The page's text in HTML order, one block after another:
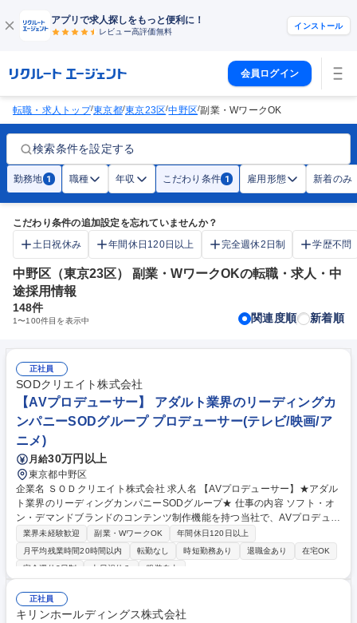
アプリで求人探しをもっと便利に！
レビュー高評価無料
インストール
会員ログイン
転職・求人トップ/東京都/東京23区/中野区/副業・WワークOK
検索条件を設定する
勤務地 1 職種 年収 こだわり条件 1 雇用形態 新着のみ
こだわり条件の追加設定を忘れていませんか？
土日祝休み
年間休日120日以上 完全週休2日制 学歴不問
中野区（東京23区） 副業・WワークOKの転職・求人・中
途採用情報
148件
1〜100件目を表示中 関連度順 新着順
正社員
SODクリエイト株式会社
【AVプロデューサー】 アダルト業界のリーディングカ
ンパニーSODグループ プロデューサー(テレビ/映画/ア
ニメ)
月給30万円以上
東京都中野区
企業名 ＳＯＤクリエイト株式会社 求人名 【AVプロデューサー】★アダル
ト業界のリーディングカンパニーSODグループ★ 仕事の内容 ソフト・オ
ン・デマンドブランドのコンテンツ制作機能を持つ当社で、AVプロデュー
サー業務全般をお任せします。 具体的には下記業務をお任せします。 ■作
品の企画・立案 ■予算管理 ■出演女優の面接、キャスティング ■監督、ス
タッフの選定 ■現場での演出の確認・指示 ■スケジュール管理 ※変更の範
リーディングカンパニーSODグループ★
業界未経験歓迎 副業・WワークOK
年間休日120日以上
月平均残業時間20時間以内
転勤なし 時短勤務あり 退職金あり
在宅OK
完全週休2日制
土日祝休み 服装自由
正社員
キリンホールディングス株式会社